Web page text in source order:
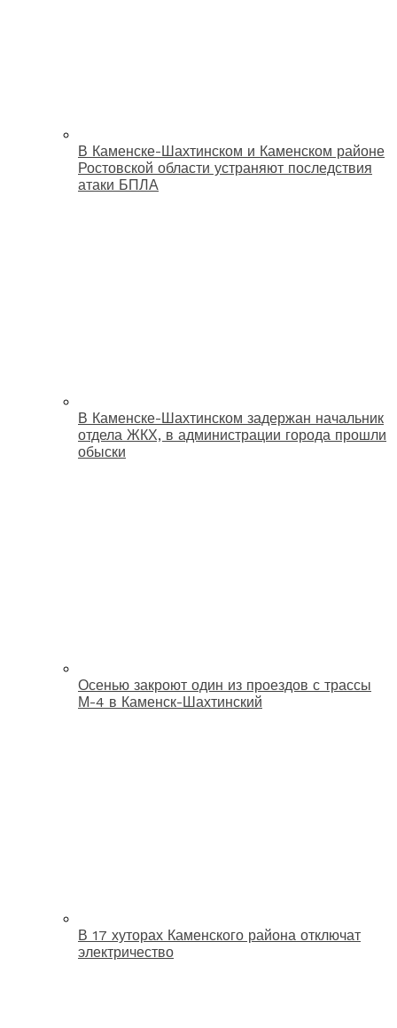
В Каменске-Шахтинском и Каменском районе
Ростовской области устраняют последствия
атаки БПЛА
В Каменске-Шахтинском задержан начальник
отдела ЖКХ, в администрации города прошли
обыски
Осенью закроют один из проездов с трассы
М-4 в Каменск-Шахтинский
В 17 хуторах Каменского района отключат
электричество